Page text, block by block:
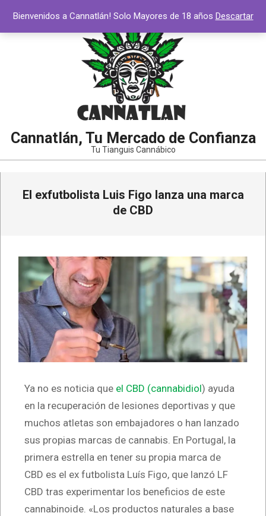
Cannatlán, Tu Mercado de Confianza
Tu Tianguis Cannábico
El exfutbolista Luis Figo lanza una marca
de CBD
Ya no es noticia que el CBD (cannabidiol) ayuda
en la recuperación de lesiones deportivas y que
muchos atletas son embajadores o han lanzado
sus propias marcas de cannabis. En Portugal, la
primera estrella en tener su propia marca de
CBD es el ex futbolista Luís Figo, que lanzó LF
CBD tras experimentar los beneficios de este
cannabinoide. «Los productos naturales a base
Bienvenidos a Cannatlán! Solo Mayores de 18 años Descartar